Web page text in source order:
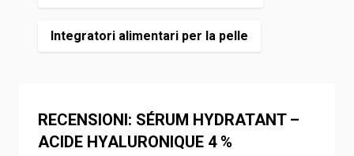
Integratori alimentari per la pelle
RECENSIONI: SÉRUM HYDRATANT –
ACIDE HYALURONIQUE 4 %